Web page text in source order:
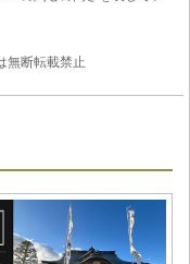
無断転載禁止